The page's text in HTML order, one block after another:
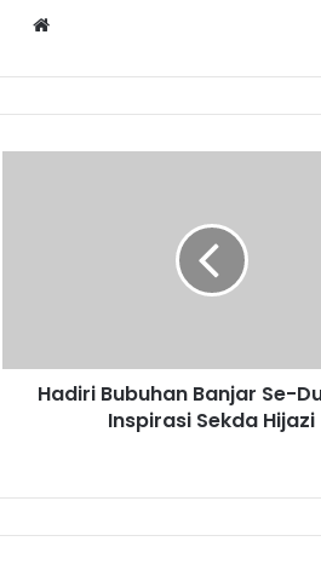
Hadiri Bubuhan Banjar Se-
Inspirasi Sekda Hijazi